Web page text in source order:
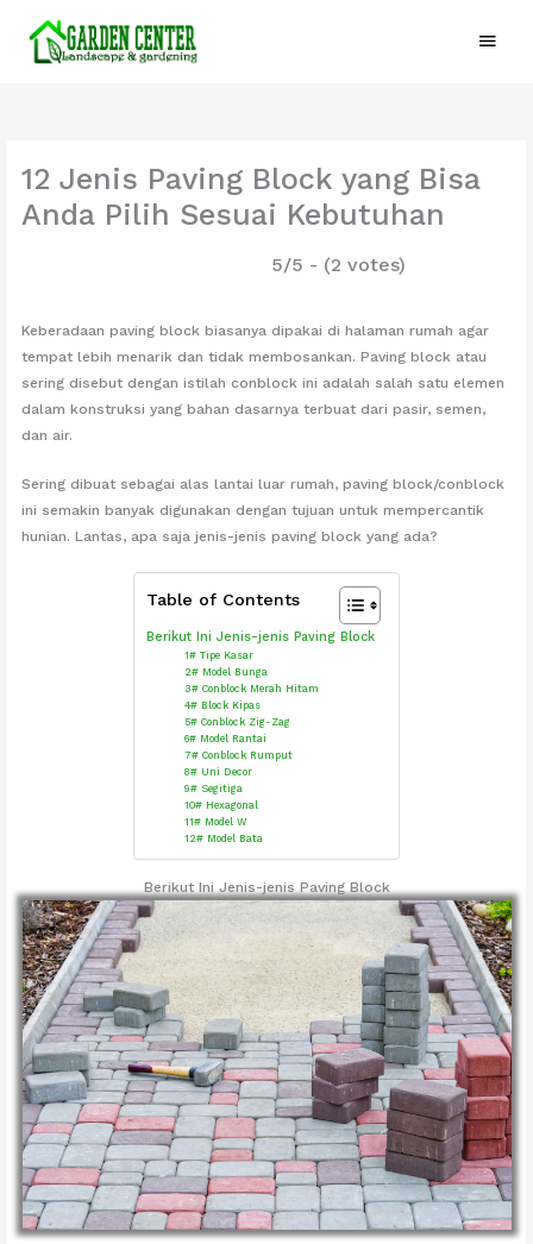
konten
Menu
12 Jenis Paving Block yang Bisa
Anda Pilih Sesuai Kebutuhan
5/5 - (2 votes)
Keberadaan paving block biasanya dipakai di halaman rumah agar
tempat lebih menarik dan tidak membosankan. Paving block atau
sering disebut dengan istilah conblock ini adalah salah satu elemen
dalam konstruksi yang bahan dasarnya terbuat dari pasir, semen,
dan air.
Sering dibuat sebagai alas lantai luar rumah, paving block/conblock
ini semakin banyak digunakan dengan tujuan untuk mempercantik
hunian. Lantas, apa saja jenis-jenis paving block yang ada?
Table of Contents
Berikut Ini Jenis-jenis Paving Block
1# Tipe Kasar
2# Model Bunga
3# Conblock Merah Hitam
4# Block Kipas
5# Conblock Zig-Zag
6# Model Rantai
7# Conblock Rumput
8# Uni Decor
9# Segitiga
10# Hexagonal
11# Model W
12# Model Bata
Berikut Ini Jenis-jenis Paving Block